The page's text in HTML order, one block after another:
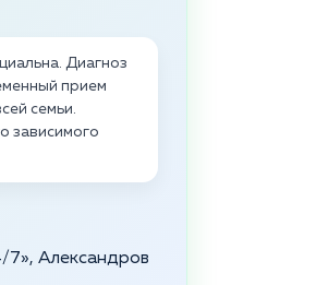
Диагноз
прием
семьи.
зависимого
7», Александров